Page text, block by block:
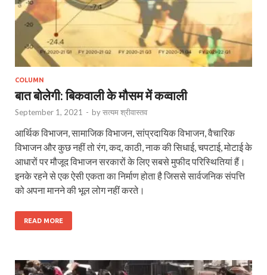
COLUMN
बात बोलेगी: बिकवाली के मौसम में कव्वाली
September 1, 2021 - byसत्यम श्रीवास्तव
आर्थिक विभाजन, सामाजिक विभाजन, सांप्रदायिक विभाजन, वैचारिक
विभाजन और कुछ नहीं तो रंग, कद, काठी, नाक की सिधाई, चपटाई, मोटाई के
आधारों पर मौजूद विभाजन सरकारों के लिए सबसे मुफीद परिस्थितियां हैं।
इनके रहने से एक ऐसी एकता का निर्माण होता है जिससे सार्वजनिक संपत्ति
को अपना मानने की भूल लोग नहीं करते।
READ MORE